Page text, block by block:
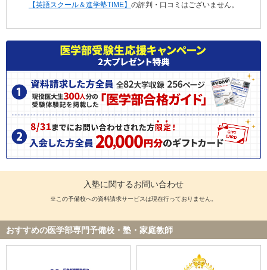
【英語スクール＆進学塾TIME】 の評判・口コミはございません。
入塾に関するお問い合わせ
※この予備校への資料請求サービスは現在行っておりません。
おすすめの医学部専門予備校・塾・家庭教師